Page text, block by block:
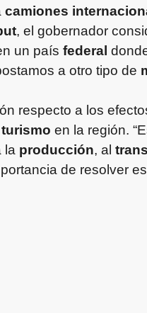
camiones
, el gobernador
un país federal
a otro tipo de
respecto a los
turismo en la región.
la producción, al
de resolver